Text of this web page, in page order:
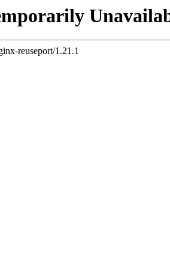
reuseport/1.21.1